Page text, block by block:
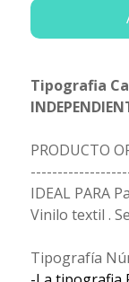
Tipografia
PRODUCTO
IDEAL PARA
Vinilo textil .
Tipografía